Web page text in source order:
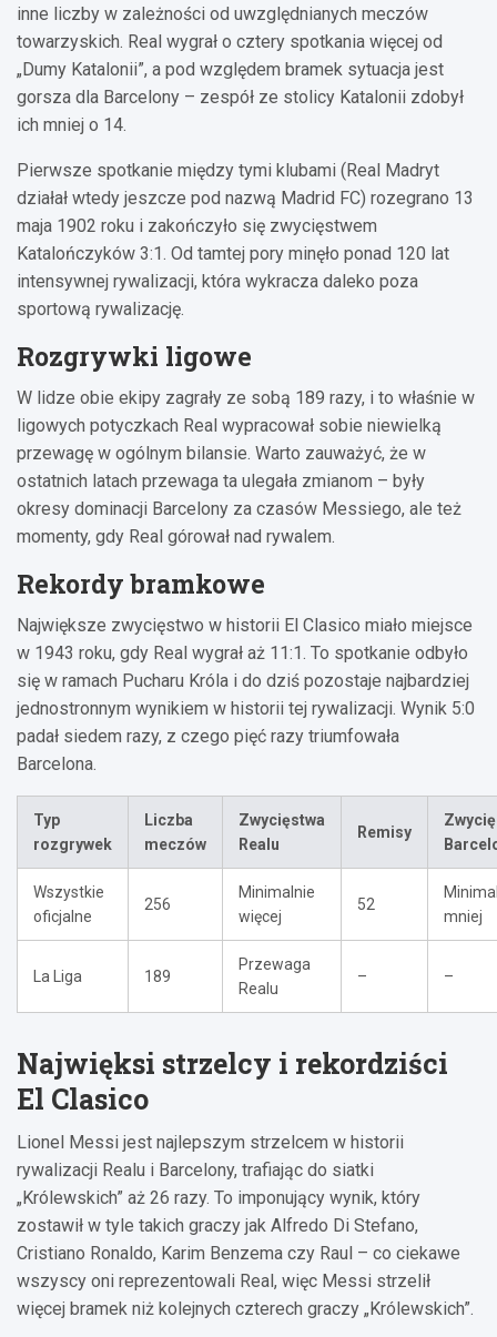
inne liczby w zależności od uwzględnianych meczów
towarzyskich. Real wygrał o cztery spotkania więcej od
„Dumy Katalonii”, a pod względem bramek sytuacja jest
gorsza dla Barcelony – zespół ze stolicy Katalonii zdobył
ich mniej o 14.
Pierwsze spotkanie między tymi klubami (Real Madryt
działał wtedy jeszcze pod nazwą Madrid FC) rozegrano 13
maja 1902 roku i zakończyło się zwycięstwem
Katalończyków 3:1. Od tamtej pory minęło ponad 120 lat
intensywnej rywalizacji, która wykracza daleko poza
sportową rywalizację.
Rozgrywki ligowe
W lidze obie ekipy zagrały ze sobą 189 razy, i to właśnie w
ligowych potyczkach Real wypracował sobie niewielką
przewagę w ogólnym bilansie. Warto zauważyć, że w
ostatnich latach przewaga ta ulegała zmianom – były
okresy dominacji Barcelony za czasów Messiego, ale też
momenty, gdy Real górował nad rywalem.
Rekordy bramkowe
Największe zwycięstwo w historii El Clasico miało miejsce
w 1943 roku, gdy Real wygrał aż 11:1. To spotkanie odbyło
się w ramach Pucharu Króla i do dziś pozostaje najbardziej
jednostronnym wynikiem w historii tej rywalizacji. Wynik 5:0
padał siedem razy, z czego pięć razy triumfowała
Barcelona.
Typ
rozgrywek
Liczba
meczów
Zwycięstwa
Realu
Remisy
Wszystkie
oficjalne
256
Minimalnie
więcej
52
mniej
La Liga 189
Przewaga
Realu
– –
Najwięksi strzelcy i rekordziści
El Clasico
Lionel Messi jest najlepszym strzelcem w historii
rywalizacji Realu i Barcelony, trafiając do siatki
„Królewskich” aż 26 razy. To imponujący wynik, który
zostawił w tyle takich graczy jak Alfredo Di Stefano,
Cristiano Ronaldo, Karim Benzema czy Raul – co ciekawe
wszyscy oni reprezentowali Real, więc Messi strzelił
więcej bramek niż kolejnych czterech graczy „Królewskich”.